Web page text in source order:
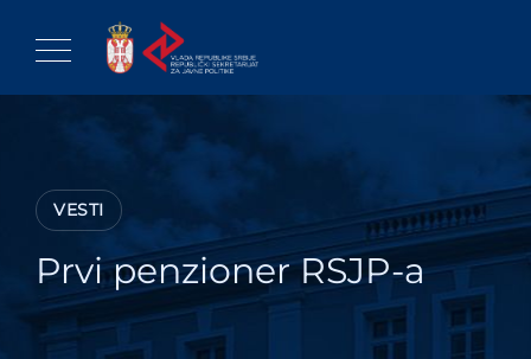
content
VESTI
Prvi penzioner RSJP-a